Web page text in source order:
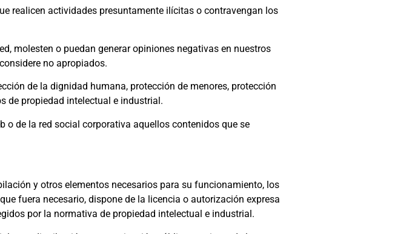
realicen actividades presuntamente ilícitas o contravengan los
molesten o puedan generar opiniones negativas en nuestros
considere no apropiados.
de la dignidad humana, protección de menores, protección
de propiedad intelectual e industrial.
o de la red social corporativa aquellos contenidos que se
y otros elementos necesarios para su funcionamiento, los
fuera necesario, dispone de la licencia o autorización expresa
por la normativa de propiedad intelectual e industrial.